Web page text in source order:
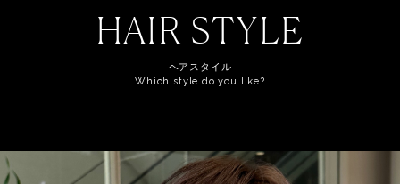
HAIR STYLE
ヘアスタイル
Which style do you like?